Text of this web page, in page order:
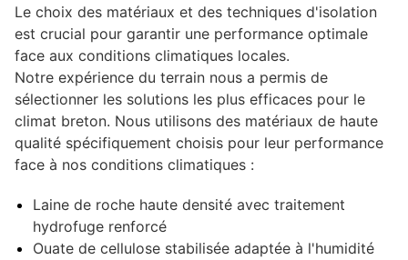
Le choix des matériaux et des techniques d'isolation
est crucial pour garantir une performance optimale
face aux conditions climatiques locales.
Notre expérience du terrain nous a permis de
sélectionner les solutions les plus efficaces pour le
climat breton. Nous utilisons des matériaux de haute
qualité spécifiquement choisis pour leur performance
face à nos conditions climatiques :
Laine de roche haute densité avec traitement
hydrofuge renforcé
Ouate de cellulose stabilisée adaptée à l'humidité